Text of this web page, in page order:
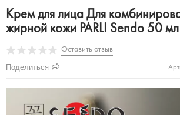
Крем для лица Для
жирной кожи PARLI Sendo 50 мл
Оставить отзыв
Поделиться